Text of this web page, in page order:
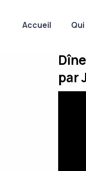
Accueil
par